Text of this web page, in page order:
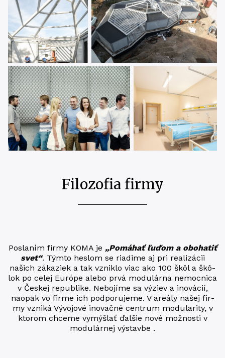
Filozofia firmy
Posla­ním fir­my KOMA je ​ „Pomá­hať ľuďom a obo­ha­tiť
svet“. Tým­to hes­lom se riadime aj pri rea­li­zá­cii
našich záka­ziek a tak vznik­lo viac ako 100 škôl a škô­
lok po celej Európe alebo prv­á modu­lár­na nemoc­ni­ca
v Čes­kej repub­li­ke. Nebo­jí­me sa výziev a ino­vácií,
nao­pak vo firme ich pod­po­ru­je­me. V are­á­ly našej fir­
my vzni­ká Vývo­jo­vé ino­vač­né cen­t­rum modu­la­ri­ty, v
kto­rom chce­me vymýš­lať ďal­šie nové mož­nos­ti v
modulárnej výstavbe .